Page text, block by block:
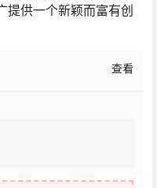
提供一个新颖而富有创
查看